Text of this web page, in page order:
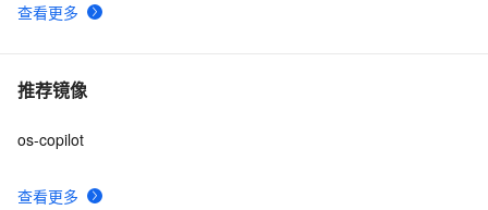
查看更多
推荐镜像
查看更多
os-copilot